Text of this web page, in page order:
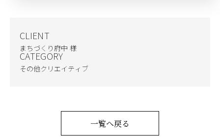
CLIENT
まちづくり府中 様
CATEGORY
その他クリエイティブ
一覧へ戻る